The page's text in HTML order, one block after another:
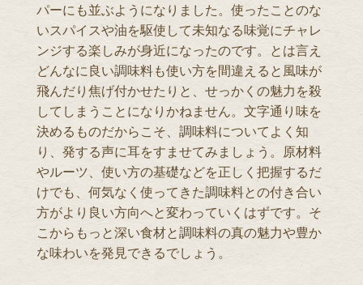
パーにも並ぶようになりました。使ったことのな
いスパイスや油を駆使して未知なる味覚にチャレ
ンジする楽しみが身近になったのです。とは言え
どんなに良い調味料も使い方を間違えると風味が
飛んだり焦げ付かせたりと、せっかくの魅力を殺
してしまうことになりかねません。文字通り味を
決めるものだからこそ、調味料についてよく知
り、発する声に耳をすませてみましょう。原材料
やルーツ、使い方の基礎などを正しく把握するだ
けでも、何気なく使ってきた調味料との付き合い
方がより良い方向へと変わっていくはずです。そ
こからもっと深い食材と調味料の真の魅力や豊か
な味わいを発見できるでしょう。